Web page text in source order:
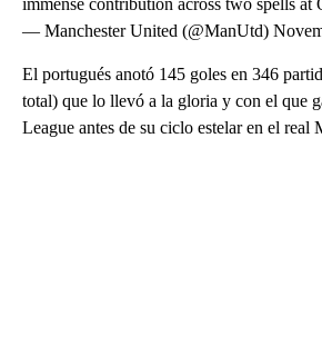
— Manchester United (@ManUtd)
El portugués anotó 145 goles en 346
total) que lo llevó a la gloria y con el que
League antes de su ciclo estelar en el real